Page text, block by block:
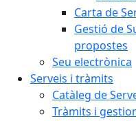
Carta de
Gestió de
propostes
Seu electrònica
Serveis i tràmits
Catàleg de
Tràmits i